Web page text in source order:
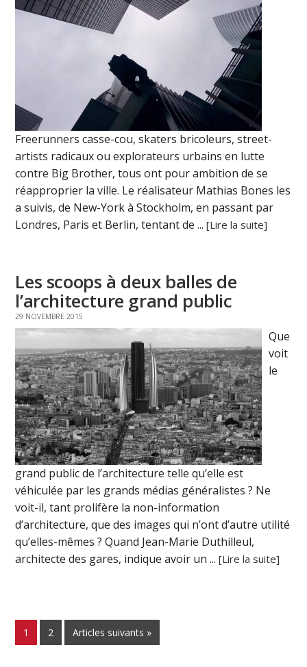
Freerunners casse-cou, skaters bricoleurs, street-
artists radicaux ou explorateurs urbains en lutte
contre Big Brother, tous ont pour ambition de se
réapproprier la ville. Le réalisateur Mathias Bones les
a suivis, de New-York à Stockholm, en passant par
Londres, Paris et Berlin, tentant de ...[Lire la suite]
Les scoops à deux balles de
l’architecture grand public
29 NOVEMBRE 2015
Que
voit
le
grand public de l’architecture telle qu’elle est
véhiculée par les grands médias généralistes ? Ne
voit-il, tant prolifère la non-information
d’architecture, que des images qui n’ont d’autre utilité
qu’elles-mêmes ? Quand Jean-Marie Duthilleul,
architecte des gares, indique avoir un ...[Lire la suite]
1 2 Articles suivants »